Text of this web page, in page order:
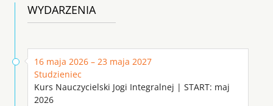
WYDARZENIA
16 maja 2026 – 23 maja 2027
Studzieniec
Kurs Nauczycielski Jogi Integralnej | START: maj
2026